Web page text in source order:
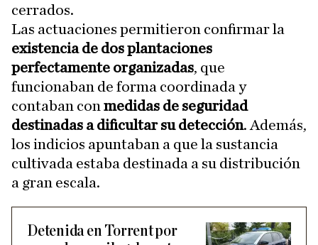
cerrados.
Las actuaciones permitieron confirmar la
existencia de dos plantaciones
perfectamente organizadas, que
funcionaban de forma coordinada y
contaban con medidas de seguridad
destinadas a dificultar su detección. Además,
los indicios apuntaban a que la sustancia
cultivada estaba destinada a su distribución
a gran escala.
Detenida en Torrent por